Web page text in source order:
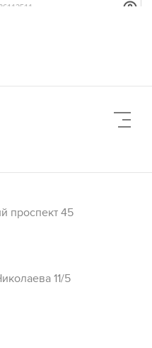
проспект 45
11/5